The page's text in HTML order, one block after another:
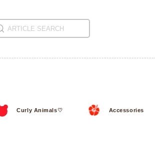
Curly Animals♡ Accessories